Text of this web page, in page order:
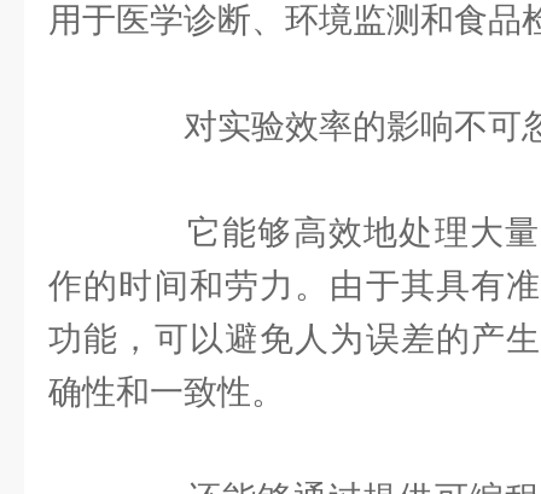
用于医学诊断、环境监测和食品
对实验效率的影响不可
它能够高效地处理大量
作的时间和劳力。由于其具有
功能，可以避免人为误差的产
确性和一致性。